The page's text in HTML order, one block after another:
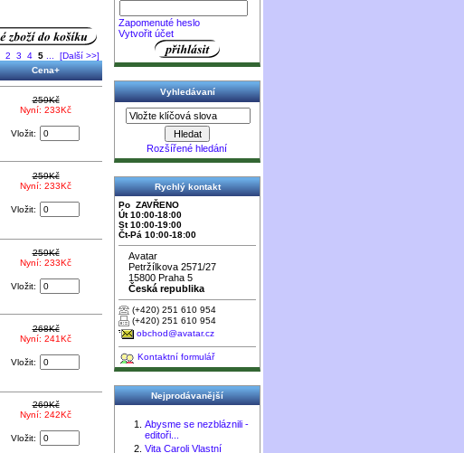
2 3 4 5 ...
[Další >>]
Cena+
259Kč
Nyní: 233Kč
Vložit:
259Kč
Nyní: 233Kč
Vložit:
259Kč
Nyní: 233Kč
Vložit:
268Kč
Nyní: 241Kč
Vložit:
269Kč
Nyní: 242Kč
Vložit:
Zapomenuté heslo
Vytvořit účet
Vyhledávaní
Rozšířené hledání
Rychlý kontakt
Po ZAVŘENO
Út 10:00-18:00
St 10:00-19:00
Čt-Pá 10:00-18:00
Avatar
Petržílkova 2571/27
15800 Praha 5
Česká republika
(+420) 251 610 954
(+420) 251 610 954
obchod@avatar.cz
Kontaktní formulář
Nejprodávanější
Abysme se nezbláznili -
editoři...
Vita Caroli Vlastní